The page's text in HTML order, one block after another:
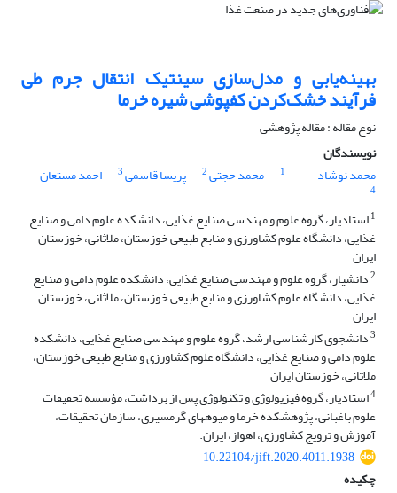
بهینه‌‌یابی و مدل‌سازی سینتیک انتقال جرم طی
فرآیند خشک‌‌کردن کف‏پوشی شیره خرما
نوع مقاله : مقاله پژوهشی
نویسندگان
محمد نوشاد
1 محمد حجتی2 پریسا قاسمی3 احمد مستعان
4
1استادیار، گروه علوم و مهندسی صنایع غذایی، دانشکده علوم دامی و صنایع
غذایی، دانشگاه علوم کشاورزی و منابع طبیعی خوزستان، ملاثانی، خوزستان
ایران
2دانشیار، گروه علوم و مهندسی صنایع غذایی، دانشکده علوم دامی و صنایع
غذایی، دانشگاه علوم کشاورزی و منابع طبیعی خوزستان، ملاثانی، خوزستان
ایران
3دانشجوی کارشناسی ارشد، گروه علوم و مهندسی صنایع غذایی، دانشکده
علوم دامی و صنایع غذایی، دانشگاه علوم کشاورزی و منابع طبیعی خوزستان،
ملاثانی، خوزستان ایران
4استادیار، گروه فیزیولوژی و تکنولوژی پس از برداشت، مؤسسه تحقیقات
علوم باغبانی، پژوهشکده خرما و میوههای گرمسیری، سازمان تحقیقات،
آموزش و ترویج کشاورزی، اهواز، ایران.
10.22104/jift.2020.4011.1938
چکیده